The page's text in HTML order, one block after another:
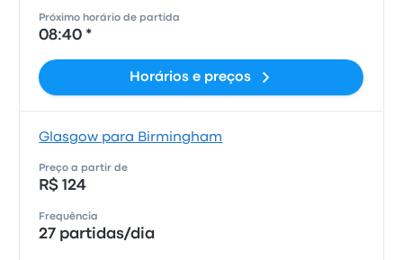
Próximo horário de partida
08:40 *
Horários e preços
Glasgow para Birmingham
Preço a partir de
R$ 124
Frequência
27 partidas/dia